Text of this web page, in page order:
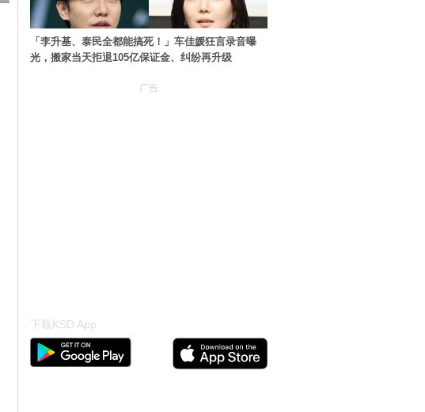
「李升基、泰民全都能搞死！」车佳媛狂言录音曝
光，搬家当天拒退105亿保证金、纠纷再升级
广告
下载KSD App